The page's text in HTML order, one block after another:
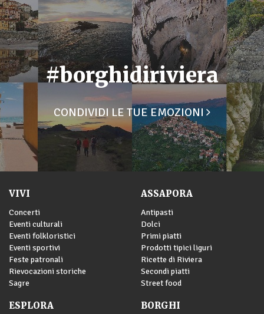
#borghidiriviera
CONDIVIDI LE TUE EMOZIONI
VIVI
Concerti
Eventi culturali
Eventi folkloristici
Eventi sportivi
Feste patronali
Rievocazioni storiche
Sagre
ASSAPORA
Antipasti
Dolci
Primi piatti
Prodotti tipici liguri
Ricette di Riviera
Secondi piatti
Street food
ESPLORA BORGHI